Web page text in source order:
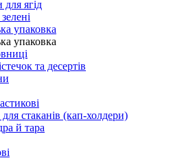
ягід
упаковка
упаковка
та десертів
стаканів (кап-холдери)
й тара